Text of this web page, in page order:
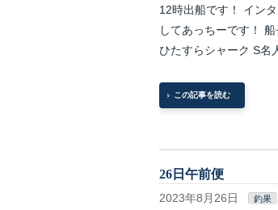
12時出船です！ イン
してあっちーです！
ひたすらシャーク S名
この記事を読む
26日午前便
2023年8月26日 釣果